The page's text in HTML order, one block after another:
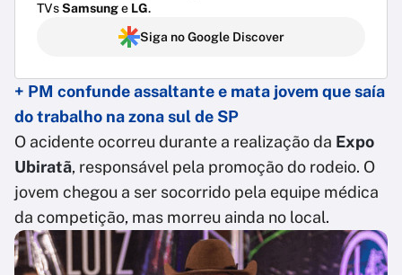
TVsSamsunge LG.
Siga no Google Discover
+ PM confunde assaltante e mata jovem que saía
do trabalho na zona sul de SP
O acidente ocorreu durante a realização da Expo
Ubiratã, responsável pela promoção do rodeio. O
jovem chegou a ser socorrido pela equipe médica
da competição, mas morreu ainda no local.